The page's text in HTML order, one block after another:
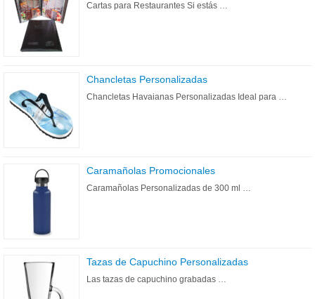
Cartas para Restaurantes Si estás …
Chancletas Personalizadas
Chancletas Havaianas Personalizadas Ideal para …
Caramañolas Promocionales
Caramañolas Personalizadas de 300 ml …
Tazas de Capuchino Personalizadas
Las tazas de capuchino grabadas …